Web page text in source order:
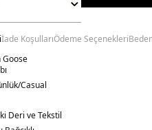
İade KoşullarıÖdeme Seçenekleri
Goose
Casual
Deri ve Tekstil